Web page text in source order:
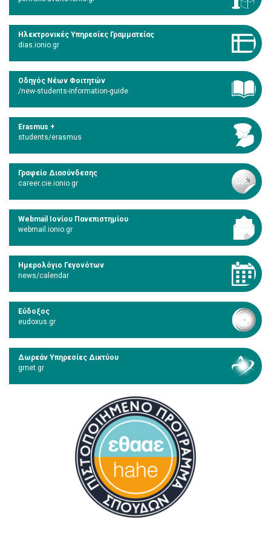
Ηλεκτρονικές Υπηρεσίες Γραμματείας
dias.ionio.gr
Οδηγός Νέων Φοιτητών
/new-students-information-guide
Erasmus +
students/erasmus
Γραφείο Διασύνδεσης
career.cie.ionio.gr
Webmail Ιονίου Πανεπιστημίου
webmail.ionio.gr
Ημερολόγιο Γεγονότων
news/calendar
Εύδοξος
eudoxus.gr
Δωρεάν Υπηρεσίες Δικτύου
grnet.gr